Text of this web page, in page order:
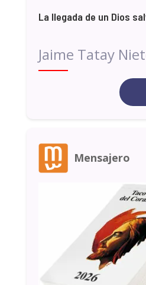
La llegada de un Dios
Jaime Tatay
Mensajero